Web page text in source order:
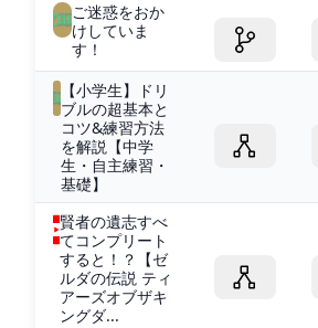
ご迷惑をおか
けしていま
す！
【小学生】ドリ
ブルの超基本と
コツ&練習方法
を解説【中学
生・自主練習・
基礎】
賢者の遺志すべ
てコンプリート
すると！？【ゼ
ルダの伝説 ティ
アーズオブザキ
ングダ...